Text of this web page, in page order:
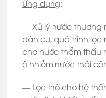
Ứng dụng:
— Xử lý nước thương
dân cư, quá trình lọc
cho nước thẩm thấu
ô nhiễm nước thải
— Lọc thô cho hệ